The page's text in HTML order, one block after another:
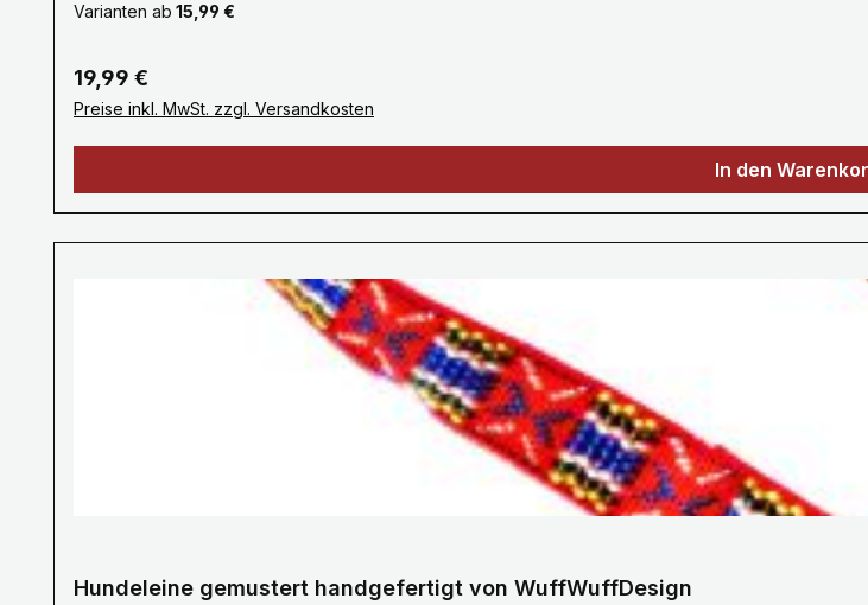
Varianten ab 15,99 €
Regulärer Preis:
19,99 €
Preise inkl. MwSt. zzgl. Versandkosten
In den
Hundeleine gemustert handgefertigt von WuffWuffDesign